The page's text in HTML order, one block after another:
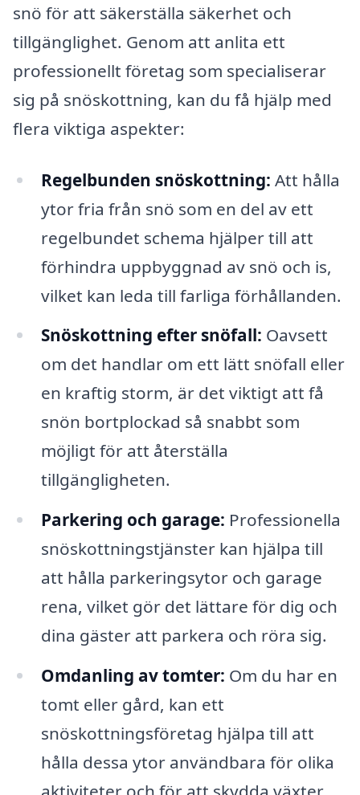
snö för att säkerställa säkerhet och
tillgänglighet. Genom att anlita ett
professionellt företag som specialiserar
sig på snöskottning, kan du få hjälp med
flera viktiga aspekter:
Regelbunden snöskottning: Att hålla
ytor fria från snö som en del av ett
regelbundet schema hjälper till att
förhindra uppbyggnad av snö och is,
vilket kan leda till farliga förhållanden.
Snöskottning efter snöfall: Oavsett
om det handlar om ett lätt snöfall eller
en kraftig storm, är det viktigt att få
snön bortplockad så snabbt som
möjligt för att återställa
tillgängligheten.
Parkering och garage: Professionella
snöskottningstjänster kan hjälpa till
att hålla parkeringsytor och garage
rena, vilket gör det lättare för dig och
dina gäster att parkera och röra sig.
Omdanling av tomter: Om du har en
tomt eller gård, kan ett
snöskottningsföretag hjälpa till att
hålla dessa ytor användbara för olika